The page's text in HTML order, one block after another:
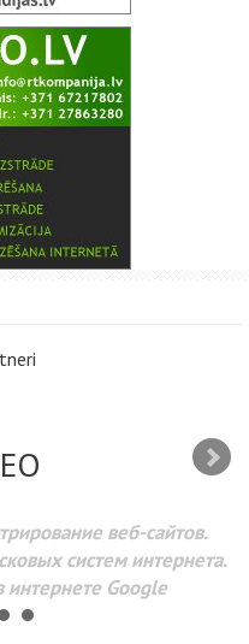
веб-сайтов.
систем интернета.
интернете Google